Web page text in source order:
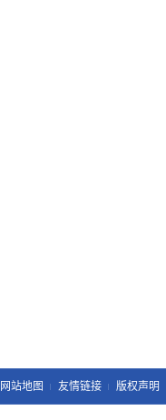
网站地图 友情链接 版权声明